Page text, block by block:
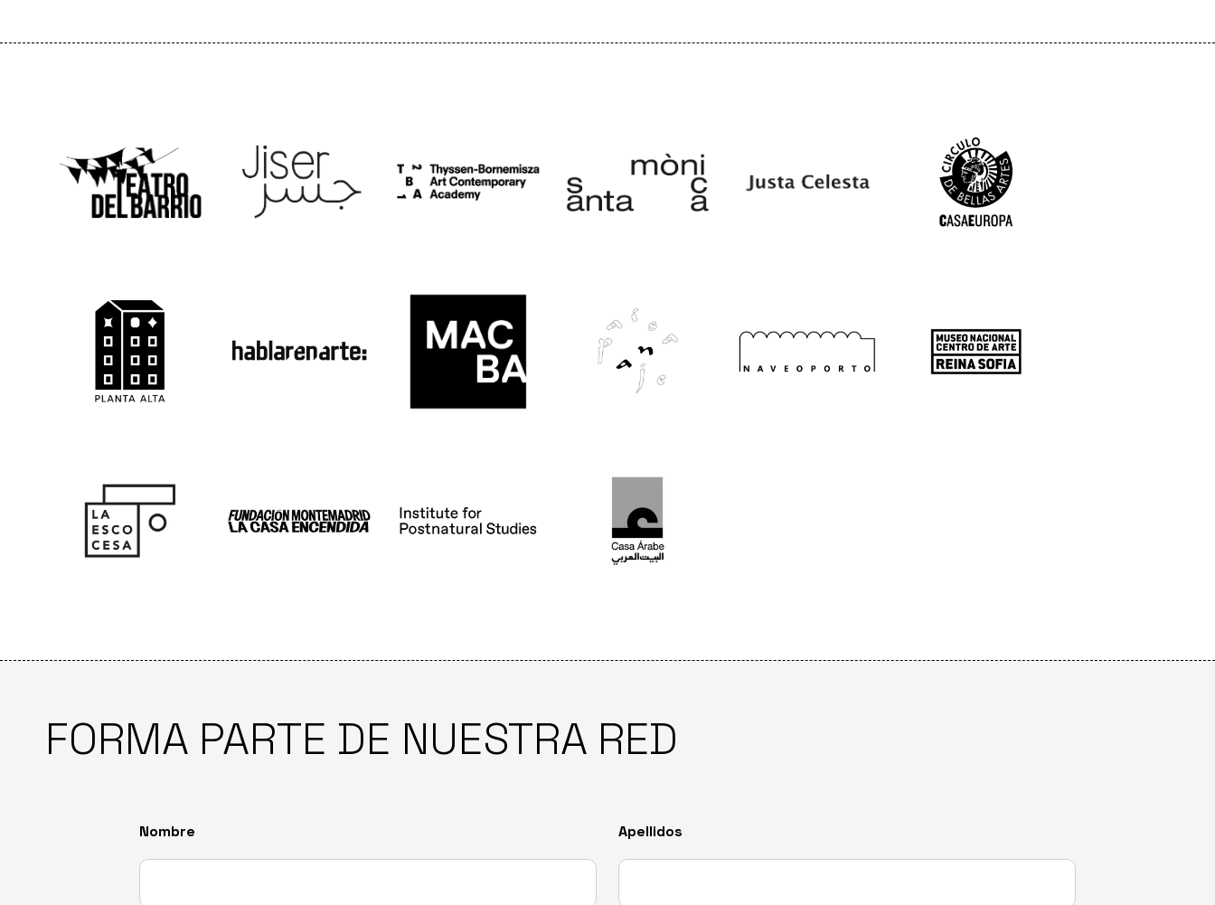
FORMA PARTE DE NUESTRA RED
Nombre
Por favor, deja este campo vacío. Apellidos
Por favor, deja este campo vacío.